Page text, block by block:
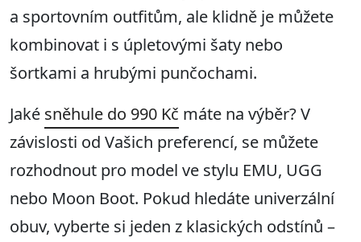
a sportovním outfitům, ale klidně je můžete
kombinovat i s úpletovými šaty nebo
šortkami a hrubými punčochami.
Jaké sněhule do 990 Kč máte na výběr? V
závislosti od Vašich preferencí, se můžete
rozhodnout pro model ve stylu EMU, UGG
nebo Moon Boot. Pokud hledáte univerzální
obuv, vyberte si jeden z klasických odstínů –